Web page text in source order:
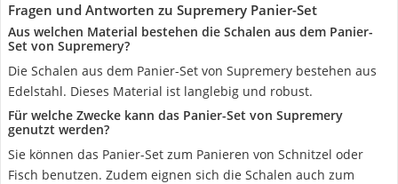
Fragen und Antworten zu Supremery Panier-Set
Aus welchen Material bestehen die Schalen aus dem Panier-
Set von Supremery?
Die Schalen aus dem Panier-Set von Supremery bestehen aus
Edelstahl. Dieses Material ist langlebig und robust.
Für welche Zwecke kann das Panier-Set von Supremery
genutzt werden?
Sie können das Panier-Set zum Panieren von Schnitzel oder
Fisch benutzen. Zudem eignen sich die Schalen auch zum